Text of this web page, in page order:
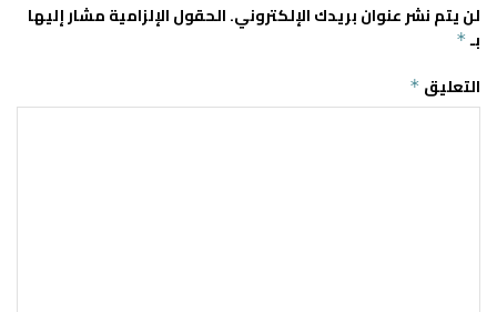
لن يتم نشر عنوان بريدك الإلكتروني.الحقول الإلزامية مشار إليها
بـ *
التعليق *